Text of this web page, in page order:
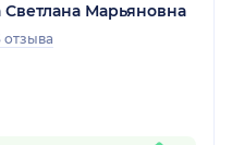
Марьяновна
отзыва